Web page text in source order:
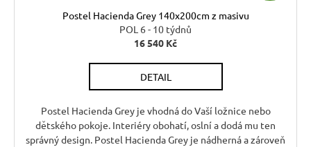
Postel Hacienda Grey 140x200cm z masivu
POL 6 - 10 týdnů
16 540 Kč
DETAIL
Postel Hacienda Grey je vhodná do Vaší ložnice nebo
dětského pokoje. Interiéry obohatí, oslní a dodá mu ten
správný design. Postel Hacienda Grey je nádherná a zároveň